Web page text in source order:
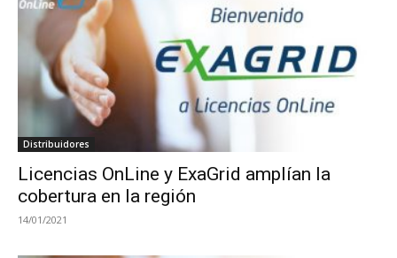
Distribuidores
Licencias OnLine y ExaGrid amplían la
cobertura en la región
14/01/2021